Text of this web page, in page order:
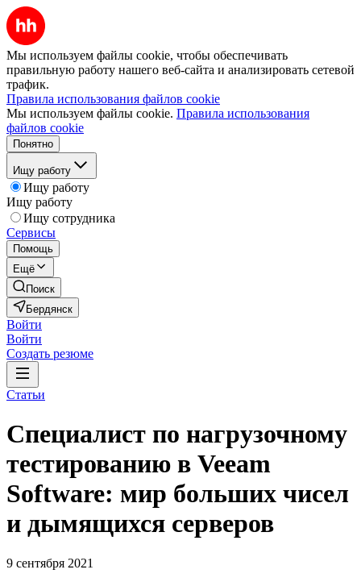
Мы используем файлы cookie, чтобы обеспечивать
правильную работу нашего веб-сайта и анализировать сетевой
трафик.
Правила использования файлов cookie
Мы используем файлы cookie. Правила использования
файлов cookie
Понятно
Ищу работу
Ищу работу
Ищу работу
Ищу сотрудника
Сервисы
Помощь
Ещё
Поиск
Бердянск
Войти
Войти
Создать резюме
Статьи
Специалист по нагрузочному
тестированию в Veeam
Software: мир больших чисел
и дымящихся серверов
9 сентября 2021